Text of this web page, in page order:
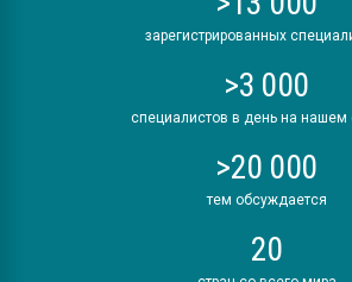
зарегистрированных
>3 000
специалистов в день на нашем
>20 000
тем обсуждается
20